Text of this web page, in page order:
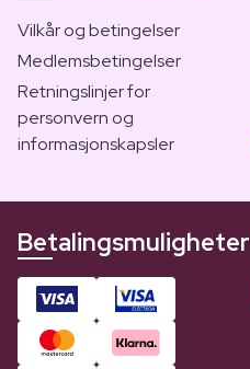
Vilkår og betingelser
Medlemsbetingelser
Retningslinjer for
personvern og
informasjonskapsler
Betalingsmuligheter